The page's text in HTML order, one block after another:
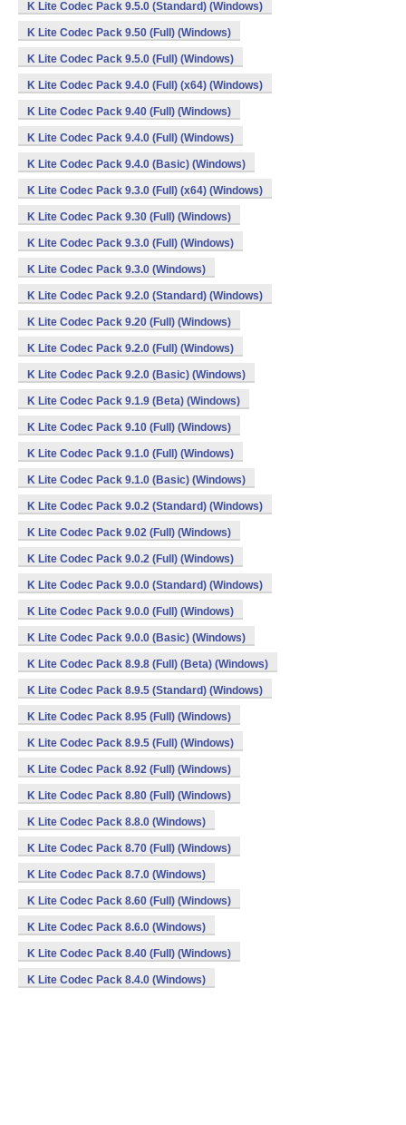
K Lite Codec Pack 9.5.0 (Standard) (Windows)
K Lite Codec Pack 9.50 (Full) (Windows)
K Lite Codec Pack 9.5.0 (Full) (Windows)
K Lite Codec Pack 9.4.0 (Full) (x64) (Windows)
K Lite Codec Pack 9.40 (Full) (Windows)
K Lite Codec Pack 9.4.0 (Full) (Windows)
K Lite Codec Pack 9.4.0 (Basic) (Windows)
K Lite Codec Pack 9.3.0 (Full) (x64) (Windows)
K Lite Codec Pack 9.30 (Full) (Windows)
K Lite Codec Pack 9.3.0 (Full) (Windows)
K Lite Codec Pack 9.3.0 (Windows)
K Lite Codec Pack 9.2.0 (Standard) (Windows)
K Lite Codec Pack 9.20 (Full) (Windows)
K Lite Codec Pack 9.2.0 (Full) (Windows)
K Lite Codec Pack 9.2.0 (Basic) (Windows)
K Lite Codec Pack 9.1.9 (Beta) (Windows)
K Lite Codec Pack 9.10 (Full) (Windows)
K Lite Codec Pack 9.1.0 (Full) (Windows)
K Lite Codec Pack 9.1.0 (Basic) (Windows)
K Lite Codec Pack 9.0.2 (Standard) (Windows)
K Lite Codec Pack 9.02 (Full) (Windows)
K Lite Codec Pack 9.0.2 (Full) (Windows)
K Lite Codec Pack 9.0.0 (Standard) (Windows)
K Lite Codec Pack 9.0.0 (Full) (Windows)
K Lite Codec Pack 9.0.0 (Basic) (Windows)
K Lite Codec Pack 8.9.8 (Full) (Beta) (Windows)
K Lite Codec Pack 8.9.5 (Standard) (Windows)
K Lite Codec Pack 8.95 (Full) (Windows)
K Lite Codec Pack 8.9.5 (Full) (Windows)
K Lite Codec Pack 8.92 (Full) (Windows)
K Lite Codec Pack 8.80 (Full) (Windows)
K Lite Codec Pack 8.8.0 (Windows)
K Lite Codec Pack 8.70 (Full) (Windows)
K Lite Codec Pack 8.7.0 (Windows)
K Lite Codec Pack 8.60 (Full) (Windows)
K Lite Codec Pack 8.6.0 (Windows)
K Lite Codec Pack 8.40 (Full) (Windows)
K Lite Codec Pack 8.4.0 (Windows)